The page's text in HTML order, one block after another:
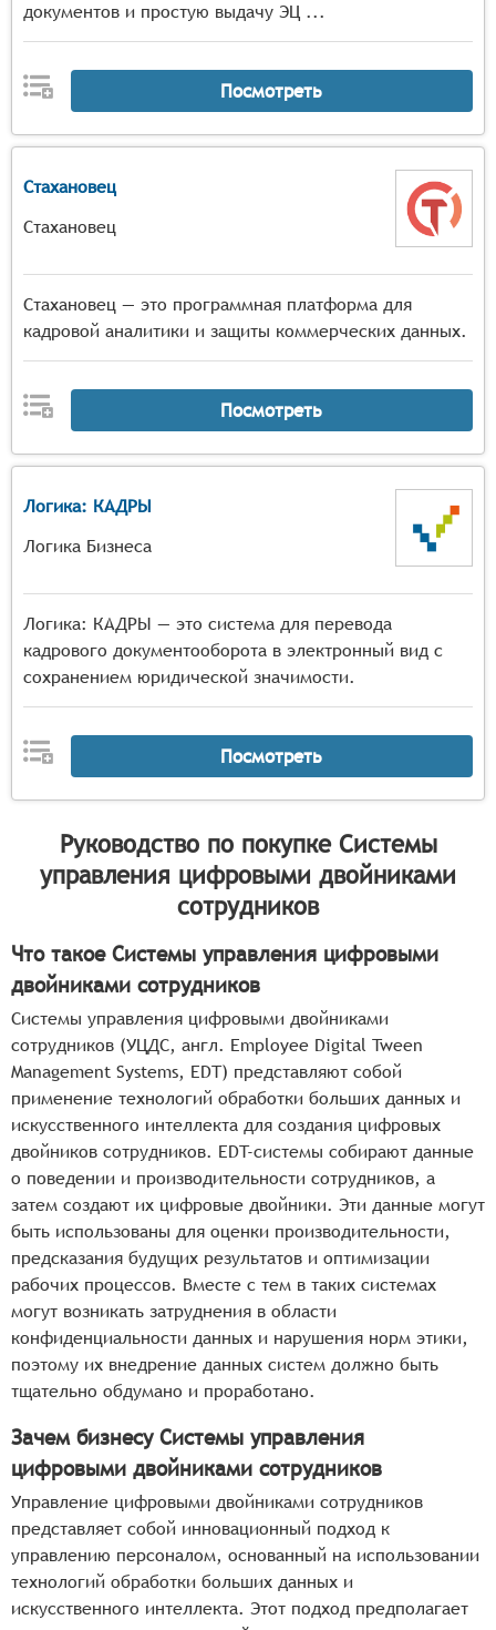
документов и простую выдачу ЭЦ ...
Посмотреть
Стахановец
Стахановец
Стахановец — это программная платформа для
кадровой аналитики и защиты коммерческих данных.
Посмотреть
Логика: КАДРЫ
Логика Бизнеса
Логика: КАДРЫ — это система для перевода
кадрового документооборота в электронный вид с
сохранением юридической значимости.
Посмотреть
Руководство по покупке Системы
управления цифровыми двойниками
сотрудников
Что такое Системы управления цифровыми
двойниками сотрудников
Системы управления цифровыми двойниками
сотрудников (УЦДС, англ. Employee Digital Tween
Management Systems, EDT) представляют собой
применение технологий обработки больших данных и
искусственного интеллекта для создания цифровых
двойников сотрудников. EDT-системы собирают данные
о поведении и производительности сотрудников, а
затем создают их цифровые двойники. Эти данные могут
быть использованы для оценки производительности,
предсказания будущих результатов и оптимизации
рабочих процессов. Вместе с тем в таких системах
могут возникать затруднения в области
конфиденциальности данных и нарушения норм этики,
поэтому их внедрение данных систем должно быть
тщательно обдумано и проработано.
Зачем бизнесу Системы управления
цифровыми двойниками сотрудников
Управление цифровыми двойниками сотрудников
представляет собой инновационный подход к
управлению персоналом, основанный на использовании
технологий обработки больших данных и
искусственного интеллекта. Этот подход предполагает